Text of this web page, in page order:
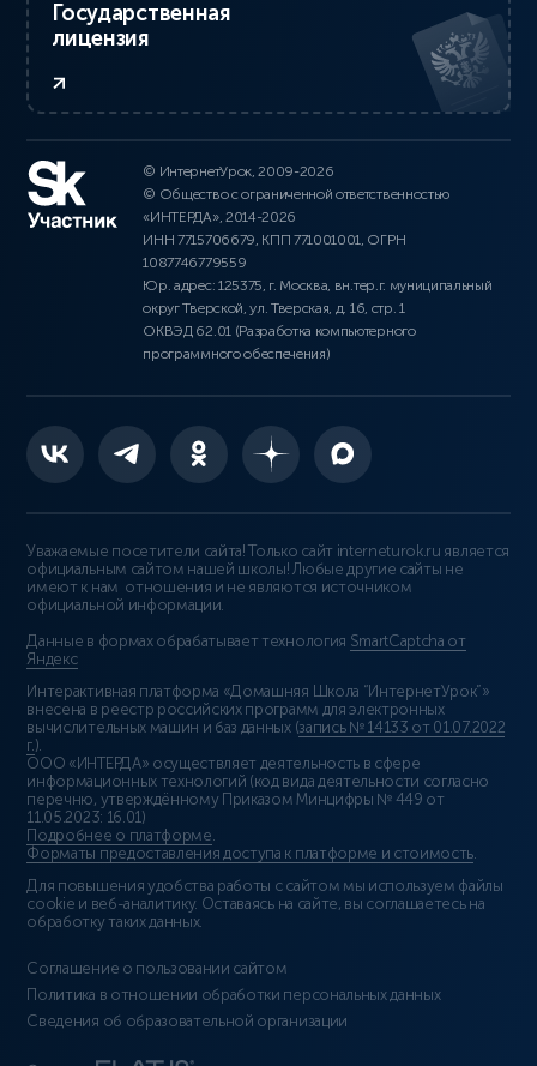
Государственная
лицензия
© ИнтернетУрок, 2009-2026
© Общество с ограниченной ответственностью
«ИНТЕРДА», 2014-2026
ИНН 7715706679, КПП 771001001, ОГРН
1087746779559
Юр. адрес: 125375, г. Москва, вн.тер.г. муниципальный
округ Тверской, ул. Тверская, д. 16, стр. 1
ОКВЭД 62.01 (Разработка компьютерного
программного обеспечения)
Уважаемые посетители сайта! Только сайт interneturok.ru является
официальным сайтом нашей школы! Любые другие сайты не
имеют к нам отношения и не являются источником
официальной информации.
Данные в формах обрабатывает технология SmartCaptcha от
Яндекс
Интерактивная платформа «Домашняя Школа “ИнтернетУрок”»
внесена в реестр российских программ для электронных
вычислительных машин и баз данных (запись № 14133 от 01.07.2022
г.).
ООО «ИНТЕРДА» осуществляет деятельность в сфере
информационных технологий (код вида деятельности согласно
перечню, утверждённому Приказом Минцифры № 449 от
11.05.2023: 16.01)
Подробнее о платформе.
Форматы предоставления доступа к платформе и стоимость.
Для повышения удобства работы с сайтом мы используем файлы
cookie и веб-аналитику. Оставаясь на сайте, вы соглашаетесь на
обработку таких данных.
Соглашение о пользовании сайтом
Политика в отношении обработки персональных данных
Сведения об образовательной организации